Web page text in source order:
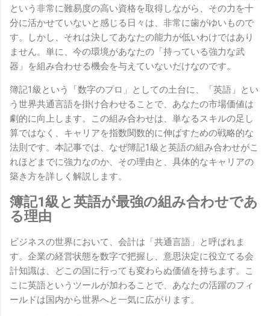
という非常に難易度の高い資格を取得しながら、その力を十
分に活かせていないと感じる日々は、非常に歯がゆいもので
す。しかし、それは決してあなたの能力が低いわけではあり
ません。単に、今の環境があなたの「持っている強力な武
器」を組み合わせる機会を与えていないだけなのです。
簿記1級という「数字のプロ」としての土台に、「英語」とい
う世界共通言語を掛け合わせることで、あなたの市場価値は
劇的に向上します。この組み合わせは、単なるスキルの足し
算ではなく、キャリアを指数関数的に伸ばすための戦略的な
法則です。本記事では、なぜ簿記1級と英語の組み合わせがこ
れほどまでに強力なのか、その理由と、具体的なキャリアの
築き方を詳しく解説します。
簿記1級と英語が最強の組み合わせであ
る理由
ビジネスの世界において、会計は「共通言語」と呼ばれま
す。企業の経営状態を数字で把握し、意思決定に役立てる会
計知識は、どこの国に行っても変わらぬ価値を持ちます。こ
こに英語というツールが加わることで、あなたの活躍のフィ
ールドは国内から世界へと一気に広がります。